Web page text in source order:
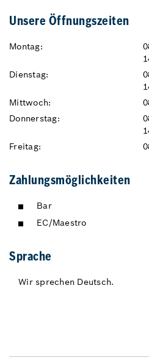
Unsere Öffnungszeiten
Montag:
Dienstag:
Mittwoch:
Donnerstag:
Freitag:
Zahlungsmöglichkeiten
Bar
EC/Maestro
Sprache
Wir sprechen Deutsch.